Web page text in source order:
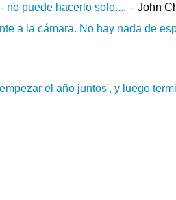
no puede hacerlo solo.... – John
a la cámara. No hay nada de
el año juntos', y luego